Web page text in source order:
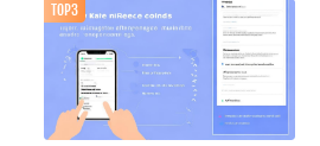
TOP3